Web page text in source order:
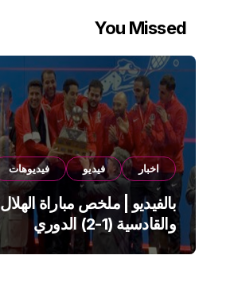
You Missed
اخبار فيديو فيديوهات
بالفيديو | ملخص مباراة الهلال
والقادسية (1-2) الدوري
السعودي